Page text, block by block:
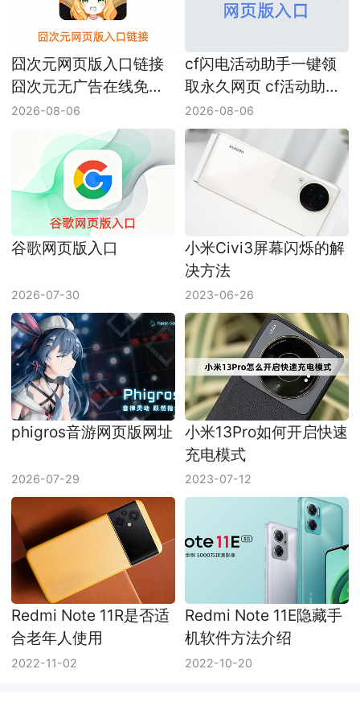
囧次元网页版入口链接
囧次元无广告在线免费
看网址
2026-08-06
cf闪电活动助手一键领
取永久网页 cf活动助手
网页版入口
2026-08-06
谷歌网页版入口
2026-07-30
小米Civi3屏幕闪烁的解
决方法
2023-06-26
phigros音游网页版网址
2026-07-29
小米13Pro如何开启快速
充电模式
2023-07-12
Redmi Note 11R是否适
合老年人使用
2022-11-02
Redmi Note 11E隐藏手
机软件方法介绍
2022-10-20